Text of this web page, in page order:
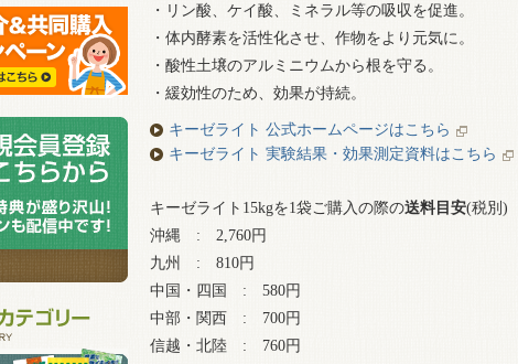
・リン酸、ケイ酸、ミネラル等の吸収を促進。
・体内酵素を活性化させ、作物をより元気に。
・酸性土壌のアルミニウムから根を守る。
・緩効性のため、効果が持続。
キーゼライト 公式ホームページはこちら
キーゼライト 実験結果・効果測定資料はこちら
キーゼライト15kgを1袋ご購入の際の送料目安(税別)
沖縄 : 2,760円
九州 : 810円
中国・四国 : 580円
中部・関西 : 700円
信越・北陸 : 760円